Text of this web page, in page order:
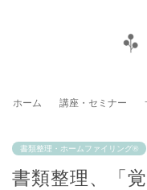
ホーム 講座・セミナー
書類整理・ホームファイリング®
書類整理、「